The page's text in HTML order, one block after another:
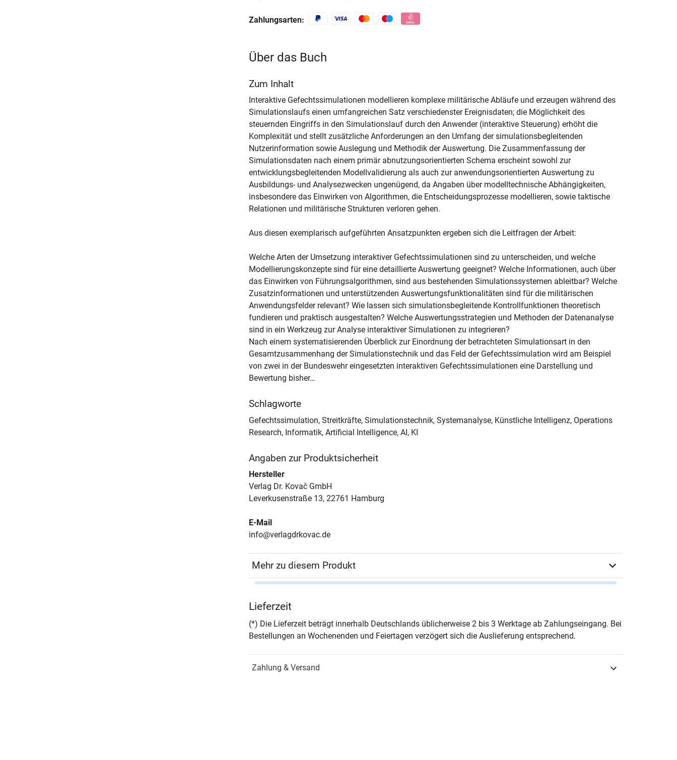
Zahlungsarten:
Über das Buch
Zum Inhalt
Interaktive Gefechtssimulationen modellieren komplexe militärische Abläufe und erzeugen während des
Simulationslaufs einen umfangreichen Satz verschiedenster Ereignisdaten; die Möglichkeit des
steuernden Eingriffs in den Simulationslauf durch den Anwender (interaktive Steuerung) erhöht die
Komplexität und stellt zusätzliche Anforderungen an den Umfang der simulationsbegleitenden
Nutzerinformation sowie Auslegung und Methodik der Auswertung. Die Zusammenfassung der
Simulationsdaten nach einem primär abnutzungsorientierten Schema erscheint sowohl zur
entwicklungsbegleitenden Modellvalidierung als auch zur anwendungsorientierten Auswertung zu
Ausbildungs- und Analysezwecken ungenügend, da Angaben über modelltechnische Abhängigkeiten,
insbesondere das Einwirken von Algorithmen, die Entscheidungsprozesse modellieren, sowie taktische
Relationen und militärische Strukturen verloren gehen.
Aus diesen exemplarisch aufgeführten Ansatzpunkten ergeben sich die Leitfragen der Arbeit:
Welche Arten der Umsetzung interaktiver Gefechtssimulationen sind zu unterscheiden, und welche
Modellierungskonzepte sind für eine detaillierte Auswertung geeignet? Welche Informationen, auch über
das Einwirken von Führungsalgorithmen, sind aus bestehenden Simulationssystemen ableitbar? Welche
Zusatzinformationen und unterstützenden Auswertungsfunktionalitäten sind für die militärischen
Anwendungsfelder relevant? Wie lassen sich simulationsbegleitende Kontrollfunktionen theoretisch
fundieren und praktisch ausgestalten? Welche Auswertungsstrategien und Methoden der Datenanalyse
sind in ein Werkzeug zur Analyse interaktiver Simulationen zu integrieren?
Nach einem systematisierenden Überblick zur Einordnung der betrachteten Simulationsart in den
Gesamtzusammenhang der Simulationstechnik und das Feld der Gefechtssimulation wird am Beispiel
von zwei in der Bundeswehr eingesetzten interaktiven Gefechtssimulationen eine Darstellung und
Bewertung bisher…
Schlagworte
Gefechtssimulation, Streitkräfte, Simulationstechnik, Systemanalyse, Künstliche Intelligenz, Operations
Research, Informatik, Artificial Intelligence, AI, KI
Angaben zur Produktsicherheit
Hersteller
Verlag Dr. Kovač GmbH
Leverkusenstraße 13, 22761 Hamburg
E-Mail
info@verlagdrkovac.de
Mehr zu diesem Produkt
Seiten 304
ISBN
Lieferzeit
(*) Die Lieferzeit beträgt innerhalb Deutschlands üblicherweise 2 bis 3 Werktage ab Zahlungseingang. Bei
Bestellungen an Wochenenden und Feiertagen verzögert sich die Auslieferung entsprechend.
Zahlung & Versand